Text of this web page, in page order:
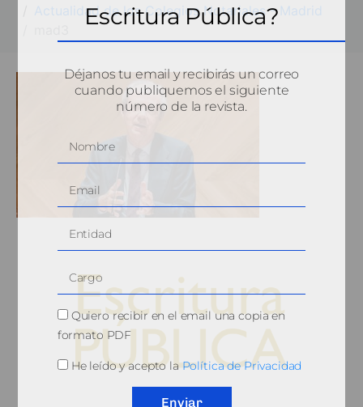
Actualidad de los Colegios Notariales - Madrid
Escritura Pública?
Déjanos tu email y recibirás un correo
cuando publiquemos el siguiente
número de la revista.
Quiero recibir en el email una copia en
formato PDF
He leído y acepto laPolítica de Privacidad
Enviar